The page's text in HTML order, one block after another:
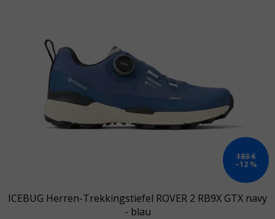
183 €
–12 %
ICEBUG Herren-Trekkingstiefel ROVER 2 RB9X GTX navy
- blau